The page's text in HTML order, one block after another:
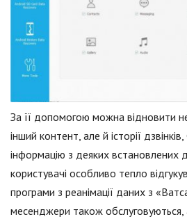
За її допомогою можна відновити
інший контент, але й історії
інформацію з деяких встановлених
користувачі особливо тепло
програми з реанімації даних з
месенджери також